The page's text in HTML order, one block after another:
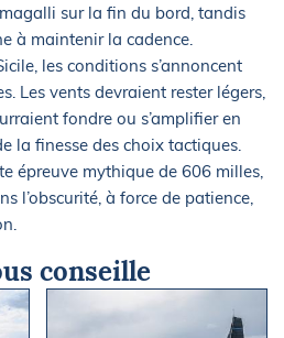
sur la fin du bord, tandis
à maintenir la cadence.
les conditions s’annoncent
Les vents devraient rester légers,
fondre ou s’amplifier en
la finesse des choix tactiques.
épreuve mythique de 606 milles,
l’obscurité, à force de patience,
conseille